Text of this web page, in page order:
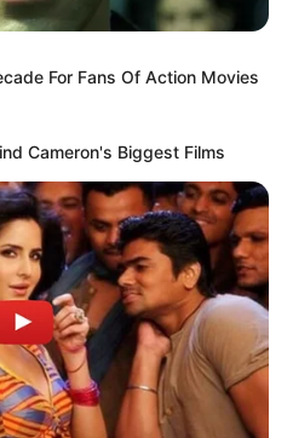
MARAQLI
-Alimlər ov
0 0
For Fans Of Action Movies
Cameron's Biggest Films